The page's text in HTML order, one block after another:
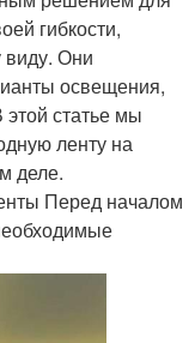
гибкости,
виду. Они
освещения,
этой статье мы
ленту на
деле.
Перед началом